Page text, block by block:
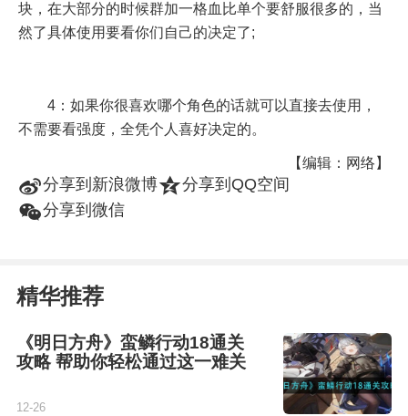
块，在大部分的时候群加一格血比单个要舒服很多的，当
然了具体使用要看你们自己的决定了;
4：如果你很喜欢哪个角色的话就可以直接去使用，
不需要看强度，全凭个人喜好决定的。
【编辑：网络】
t分享到新浪微博z分享到QQ空间
w分享到微信
精华推荐
《明日方舟》蛮鳞行动18通关
攻略 帮助你轻松通过这一难关
12-26